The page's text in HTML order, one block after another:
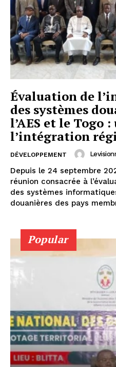
Évaluation de
des systèmes
l’AES et le Togo
l’intégration
DÉVELOPPEMENT
Depuis le 24 septembre
réunion consacrée à
des systèmes
douanières des pays
Popular